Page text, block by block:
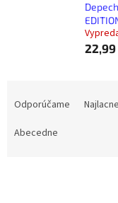
Odporúčame
Abecedne